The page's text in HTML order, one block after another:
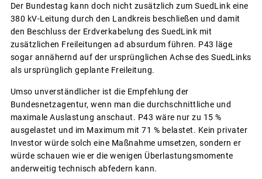
Der Bundestag kann doch nicht zusätzlich zum SuedLink eine
380 kV-Leitung durch den Landkreis beschließen und damit
den Beschluss der Erdverkabelung des SuedLink mit
zusätzlichen Freileitungen ad absurdum führen. P43 läge
sogar annähernd auf der ursprünglichen Achse des SuedLinks
als ursprünglich geplante Freileitung.
Umso unverständlicher ist die Empfehlung der
Bundesnetzagentur, wenn man die durchschnittliche und
maximale Auslastung anschaut. P43 wäre nur zu 15 %
ausgelastet und im Maximum mit 71 % belastet. Kein privater
Investor würde solch eine Maßnahme umsetzen, sondern er
würde schauen wie er die wenigen Überlastungsmomente
anderweitig technisch abfedern kann.